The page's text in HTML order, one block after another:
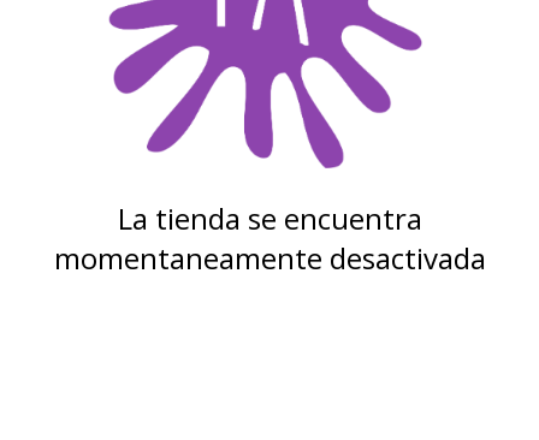
La tienda se encuentra
momentaneamente desactivada